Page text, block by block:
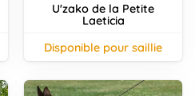
U'zako de la Petite
Laeticia
disponible pour saillie